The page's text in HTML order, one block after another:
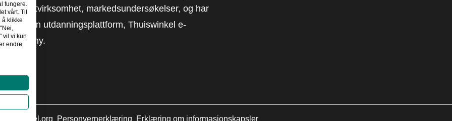
advokatvirksomhet, markedsundersøkelser, og har
vår egen utdanningsplattform, Thuiswinkel e-
Academy.
Personvernerklæring Erklæring om informasjonskapsler
fungere.
vårt. Til
å klikke
vil vi kun
endre